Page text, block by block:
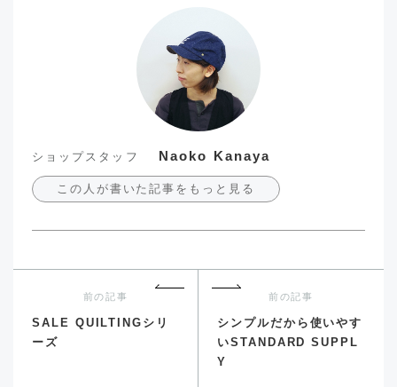
ショップスタッフ Naoko Kanaya
この人が書いた記事をもっと見る
前の記事
SALE QUILTINGシリ
ーズ
前の記事
シンプルだから使いやす
いSTANDARD SUPPL
Y